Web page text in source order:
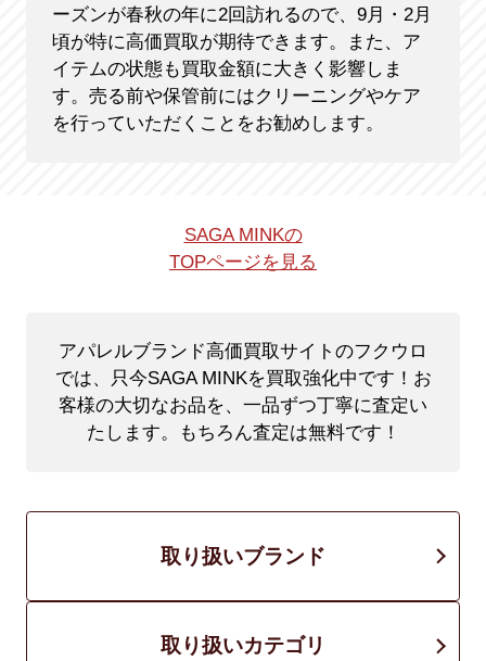
ーズンが春秋の年に2回訪れるので、9月・2月
頃が特に高価買取が期待できます。また、ア
イテムの状態も買取金額に大きく影響しま
す。売る前や保管前にはクリーニングやケア
を行っていただくことをお勧めします。
SAGA MINKの
TOPページを見る
アパレルブランド高価買取サイトのフクウロ
では、只今SAGA MINKを買取強化中です！ お
客様の大切なお品を、一品ずつ丁寧に査定い
たします。もちろん査定は無料です！
取り扱いブランド
取り扱いカテゴリ